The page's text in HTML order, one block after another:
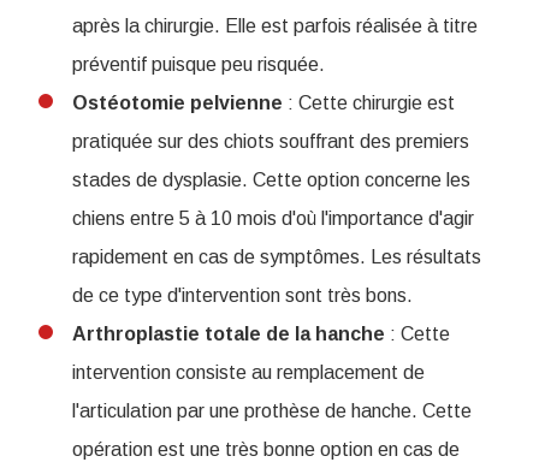
après la chirurgie. Elle est parfois réalisée à titre
préventif puisque peu risquée.
Ostéotomie pelvienne : Cette chirurgie est
pratiquée sur des chiots souffrant des premiers
stades de dysplasie. Cette option concerne les
chiens entre 5 à 10 mois d'où l'importance d'agir
rapidement en cas de symptômes. Les résultats
de ce type d'intervention sont très bons.
Arthroplastie totale de la hanche : Cette
intervention consiste au remplacement de
l'articulation par une prothèse de hanche. Cette
opération est une très bonne option en cas de